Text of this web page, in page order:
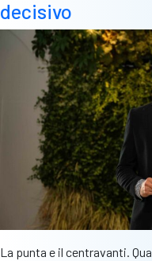
decisivo
La punta e il centravanti.